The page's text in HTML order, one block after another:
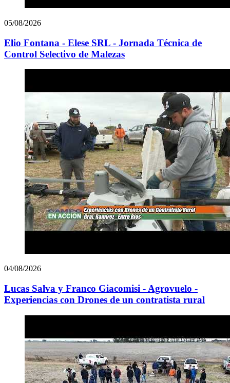
05/08/2026
Elio Fontana - Elese SRL - Jornada Técnica de
Control Selectivo de Malezas
04/08/2026
Lucas Salva y Franco Giacomisi - Agrovuelo -
Experiencias con Drones de un contratista rural